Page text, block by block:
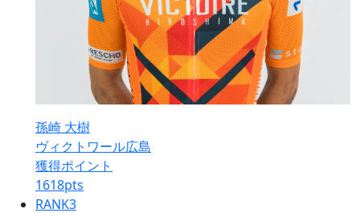
孫崎 大樹
ヴィクトワール広島
獲得ポイント
1618pts
RANK3